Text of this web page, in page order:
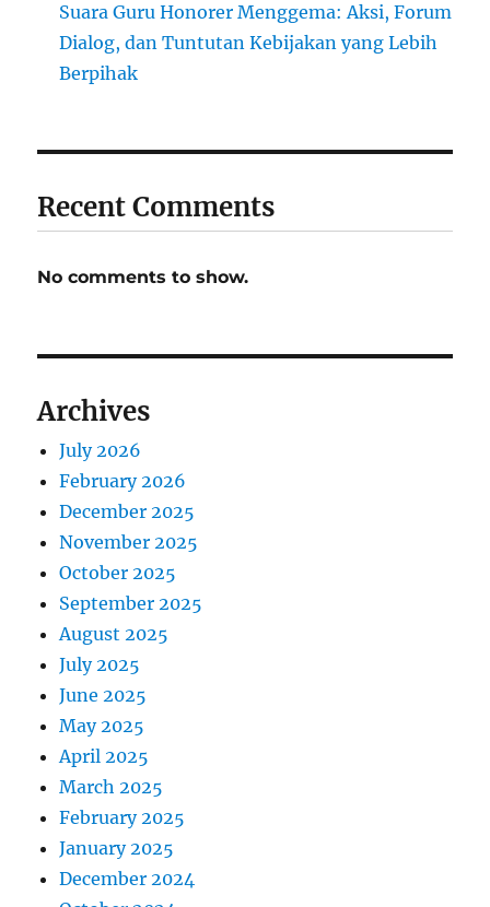
Suara Guru Honorer Menggema: Aksi, Forum
Dialog, dan Tuntutan Kebijakan yang Lebih
Berpihak
Recent Comments
No comments to show.
Archives
July 2026
February 2026
December 2025
November 2025
October 2025
September 2025
August 2025
July 2025
June 2025
May 2025
April 2025
March 2025
February 2025
January 2025
December 2024